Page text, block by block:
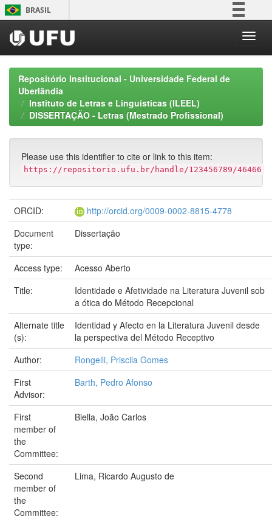
Skip
navigation
BRASIL
Participe
Acesso à informação
Legislação
Canais
Repositório Institucional - Universidade Federal de
Uberlândia
Instituto de Letras e Linguísticas (ILEEL)
DISSERTAÇÃO - Letras (Mestrado Profissional)
Please use this identifier to cite or link to this item:
https://repositorio.ufu.br/handle/123456789/46466
ORCID:
http://orcid.org/0009-0002-8815-4778
Document
type:
Dissertação
Access type:
Acesso Aberto
Title:
Identidade e Afetividade na Literatura Juvenil sob
a ótica do Método Recepcional
Alternate title
(s):
Identidad y Afecto en la Literatura Juvenil desde
la perspectiva del Método Receptivo
Author:
Rongelli, Priscila Gomes
First
Advisor:
Barth, Pedro Afonso
First
member of
the
Committee:
Biella, João Carlos
Second
member of
the
Committee:
Lima, Ricardo Augusto de